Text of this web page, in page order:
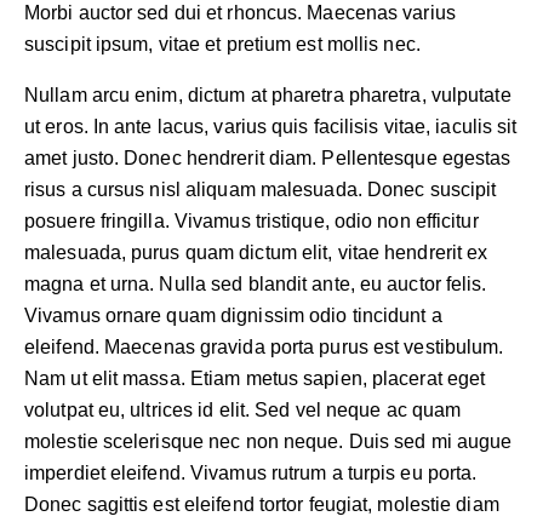
Morbi auctor sed dui et rhoncus. Maecenas varius
suscipit ipsum, vitae et pretium est mollis nec.
Nullam arcu enim, dictum at pharetra pharetra, vulputate
ut eros. In ante lacus, varius quis facilisis vitae, iaculis sit
amet justo. Donec hendrerit diam. Pellentesque egestas
risus a cursus nisl aliquam malesuada. Donec suscipit
posuere fringilla. Vivamus tristique, odio non efficitur
malesuada, purus quam dictum elit, vitae hendrerit ex
magna et urna. Nulla sed blandit ante, eu auctor felis.
Vivamus ornare quam dignissim odio tincidunt a
eleifend. Maecenas gravida porta purus est vestibulum.
Nam ut elit massa. Etiam metus sapien, placerat eget
volutpat eu, ultrices id elit. Sed vel neque ac quam
molestie scelerisque nec non neque. Duis sed mi augue
imperdiet eleifend. Vivamus rutrum a turpis eu porta.
Donec sagittis est eleifend tortor feugiat, molestie diam